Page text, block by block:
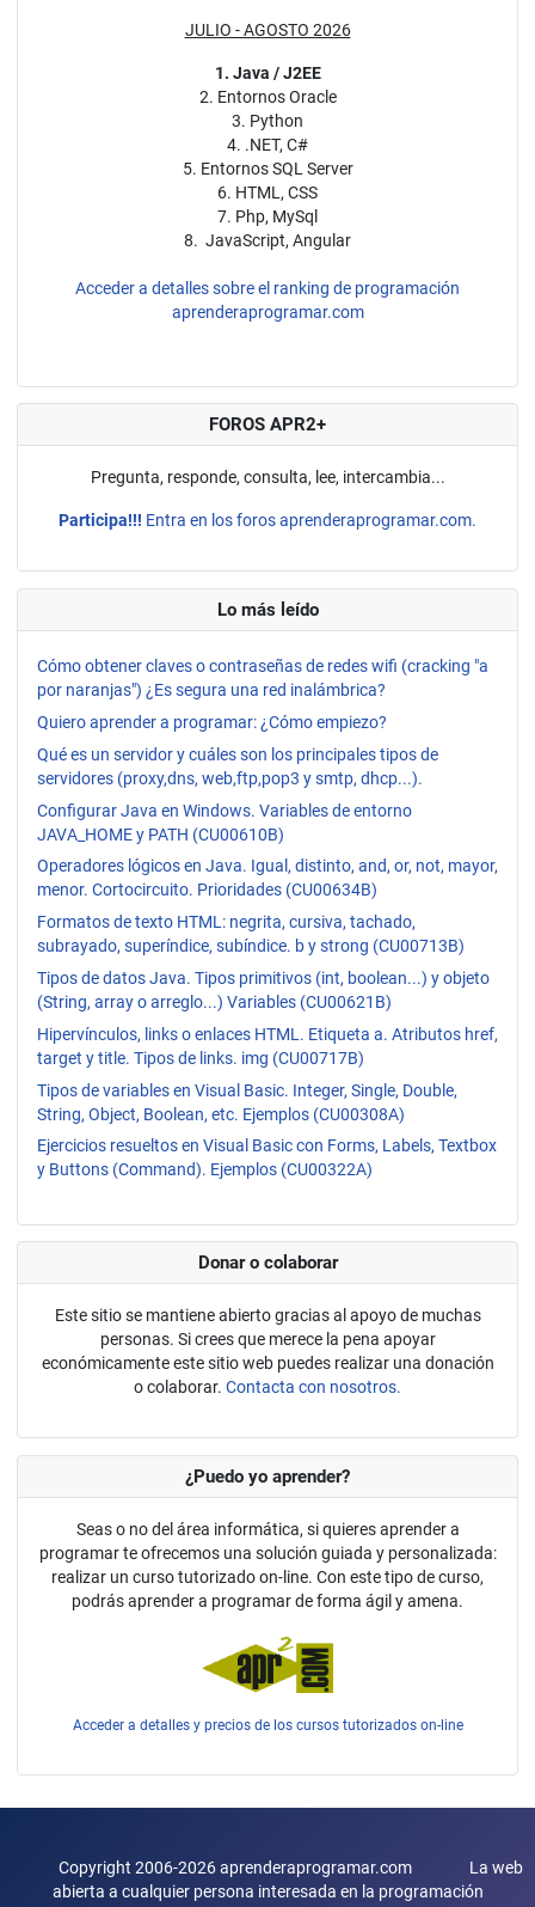
JULIO - AGOSTO 2026
1. Java / J2EE
2. Entornos Oracle
3. Python
4. .NET, C#
5. Entornos SQL Server
6. HTML, CSS
7. Php, MySql
8. JavaScript, Angular
Acceder a detalles sobre el ranking de programación
aprenderaprogramar.com
FOROS APR2+
Pregunta, responde, consulta, lee, intercambia...
Participa!!! Entra en los foros aprenderaprogramar.com.
Lo más leído
Cómo obtener claves o contraseñas de redes wifi (cracking "a
por naranjas") ¿Es segura una red inalámbrica?
Quiero aprender a programar: ¿Cómo empiezo?
Qué es un servidor y cuáles son los principales tipos de
servidores (proxy,dns, web,ftp,pop3 y smtp, dhcp...).
Configurar Java en Windows. Variables de entorno
JAVA_HOME y PATH (CU00610B)
Operadores lógicos en Java. Igual, distinto, and, or, not, mayor,
menor. Cortocircuito. Prioridades (CU00634B)
Formatos de texto HTML: negrita, cursiva, tachado,
subrayado, superíndice, subíndice. b y strong (CU00713B)
Tipos de datos Java. Tipos primitivos (int, boolean...) y objeto
(String, array o arreglo...) Variables (CU00621B)
Hipervínculos, links o enlaces HTML. Etiqueta a. Atributos href,
target y title. Tipos de links. img (CU00717B)
Tipos de variables en Visual Basic. Integer, Single, Double,
String, Object, Boolean, etc. Ejemplos (CU00308A)
Ejercicios resueltos en Visual Basic con Forms, Labels, Textbox
y Buttons (Command). Ejemplos (CU00322A)
Donar o colaborar
Este sitio se mantiene abierto gracias al apoyo de muchas
personas. Si crees que merece la pena apoyar
económicamente este sitio web puedes realizar una donación
o colaborar. Contacta con nosotros.
¿Puedo yo aprender?
Seas o no del área informática, si quieres aprender a
programar te ofrecemos una solución guiada y personalizada:
realizar un curso tutorizado on-line. Con este tipo de curso,
podrás aprender a programar de forma ágil y amena.
Acceder a detalles y precios de los cursos tutorizados on-line
Copyright 2006-2026 aprenderaprogramar.com La web
abierta a cualquier persona interesada en la programación